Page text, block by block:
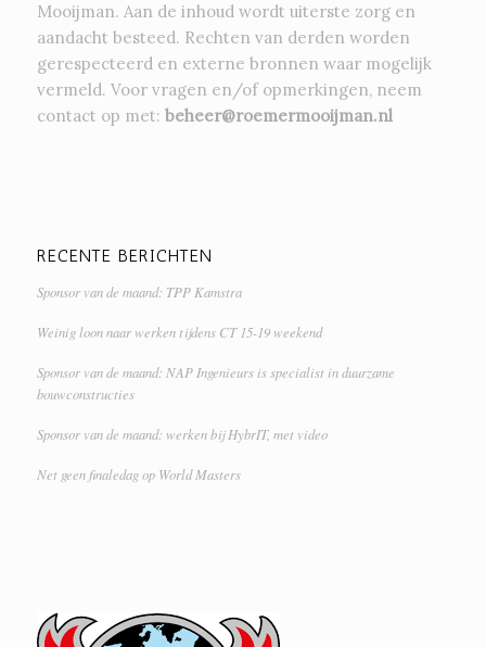
Mooijman. Aan de inhoud wordt uiterste zorg en
aandacht besteed. Rechten van derden worden
gerespecteerd en externe bronnen waar mogelijk
vermeld. Voor vragen en/of opmerkingen, neem
contact op met: beheer@roemermooijman.nl
RECENTE BERICHTEN
Sponsor van de maand: TPP Kamstra
Weinig loon naar werken tijdens CT 15-19 weekend
Sponsor van de maand: NAP Ingenieurs is specialist in duurzame
bouwconstructies
Sponsor van de maand: werken bij HybrIT, met video
Net geen finaledag op World Masters